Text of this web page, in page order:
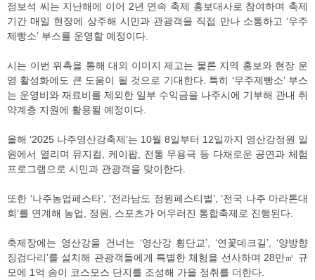
정보석 씨는 지난해에 이어 2년 연속 축제 홍보대사로 참여하며 축제
기간 매일 현장에 상주해 시민과 관광객을 직접 만나 소통하고 ‘우주
제빵소’ 부스를 운영할 예정이다.
시는 이번 위촉을 통해 대외 이미지 제고는 물론 지역 홍보와 현장 운
영 활성화에도 큰 도움이 될 것으로 기대한다. 특히 ‘우주제빵소’ 부스
는 운영비와 재료비를 제외한 일부 수익금을 나주시에 기부해 관내 취
약계층 지원에 활용될 예정이다.
올해 ‘2025 나주영산강축제’는 10월 8일부터 12일까지 영산강정원 일
원에서 열리며 뮤지컬, 케이팝, 전통 무용극 등 다채로운 공연과 체험
프로그램으로 시민과 관광객을 맞이한다.
또한 ‘나주농업페스타’, ‘전라남도 정원페스티벌’, ‘전국 나주 마라톤대
회’를 연계해 농업, 정원, 스포츠가 어우러진 통합축제로 진행된다.
축제장에는 영산강을 건너는 ‘영산강 횡단교’, ‘연꽃데크길’, ‘양방향
징검다리’를 설치해 관광객들에게 특별한 체험을 선사하며 28만㎡ 규
모에 1억 송이 코스모스 단지를 조성해 가을 정취를 더한다.